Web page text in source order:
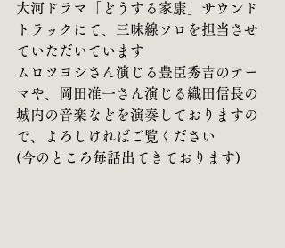
大河ドラマ「どうする家康」サウンド
トラックにて、三味線ソロを担当させ
ていただいています
ムロツヨシさん演じる豊臣秀吉のテー
マや、岡田准一さん演じる織田信長の
城内の音楽などを演奏しておりますの
で、よろしければご覧ください
(今のところ毎話出てきております)